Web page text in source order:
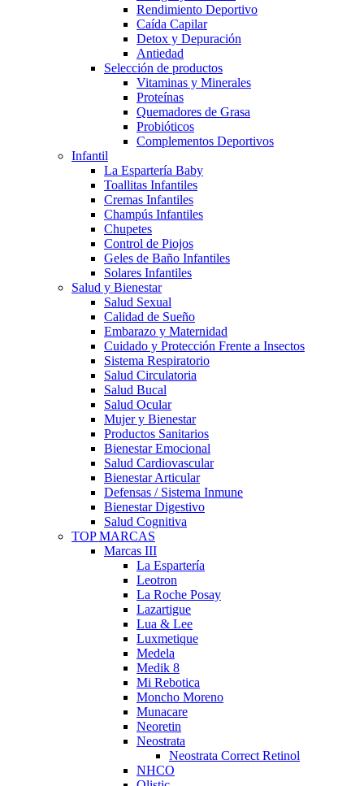
Rendimiento Deportivo
Caída Capilar
Detox y Depuración
Antiedad
Selección de productos
Vitaminas y Minerales
Proteínas
Quemadores de Grasa
Probióticos
Complementos Deportivos
Infantil
La Espartería Baby
Toallitas Infantiles
Cremas Infantiles
Champús Infantiles
Chupetes
Control de Piojos
Geles de Baño Infantiles
Solares Infantiles
Salud y Bienestar
Salud Sexual
Calidad de Sueño
Embarazo y Maternidad
Cuidado y Protección Frente a Insectos
Sistema Respiratorio
Salud Circulatoria
Salud Bucal
Salud Ocular
Mujer y Bienestar
Productos Sanitarios
Bienestar Emocional
Salud Cardiovascular
Bienestar Articular
Defensas / Sistema Inmune
Bienestar Digestivo
Salud Cognitiva
TOP MARCAS
Marcas III
La Espartería
Leotron
La Roche Posay
Lazartigue
Lua & Lee
Luxmetique
Medela
Medik 8
Mi Rebotica
Moncho Moreno
Munacare
Neoretin
Neostrata
Neostrata Correct Retinol
NHCO